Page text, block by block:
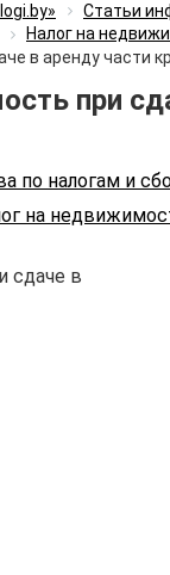
Статьи
Налог на
в аренду части
при
по налогам и
на